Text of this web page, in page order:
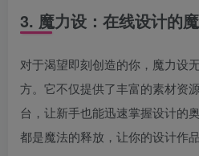
3. 魔力设：在线设计的
对于渴望即刻创造的你，魔力设
方。它不仅提供了丰富的素材资
台，让新手也能迅速掌握设计的
都是魔法的释放，让你的设计作品